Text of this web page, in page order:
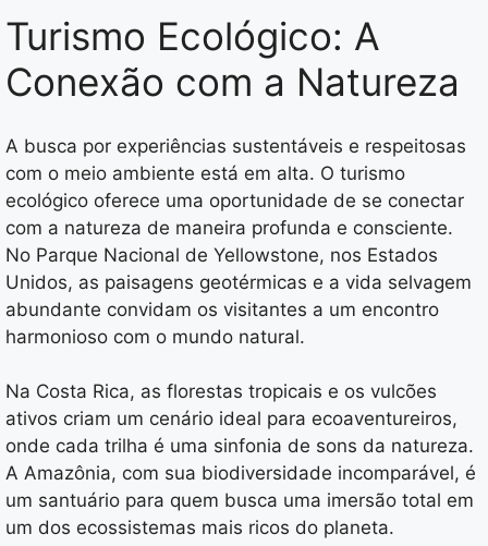
Turismo Ecológico: A
Conexão com a Natureza
A busca por experiências sustentáveis e respeitosas
com o meio ambiente está em alta. O turismo
ecológico oferece uma oportunidade de se conectar
com a natureza de maneira profunda e consciente.
No Parque Nacional de Yellowstone, nos Estados
Unidos, as paisagens geotérmicas e a vida selvagem
abundante convidam os visitantes a um encontro
harmonioso com o mundo natural.
Na Costa Rica, as florestas tropicais e os vulcões
ativos criam um cenário ideal para ecoaventureiros,
onde cada trilha é uma sinfonia de sons da natureza.
A Amazônia, com sua biodiversidade incomparável, é
um santuário para quem busca uma imersão total em
um dos ecossistemas mais ricos do planeta.